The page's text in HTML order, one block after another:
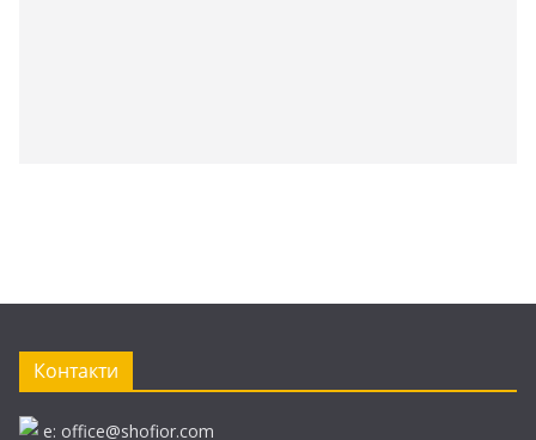
Контакти
e: office@shofior.com